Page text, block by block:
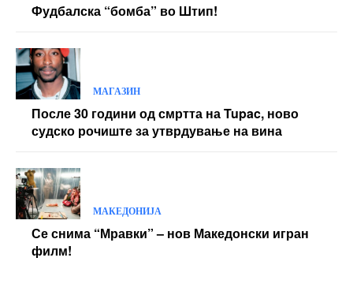
Фудбалска “бомба” во Штип!
МАГАЗИН
После 30 години од смртта на Tupac, ново
судско рочиште за утврдување на вина
МАКЕДОНИЈА
Се снима “Мравки” – нов Македонски игран
филм!